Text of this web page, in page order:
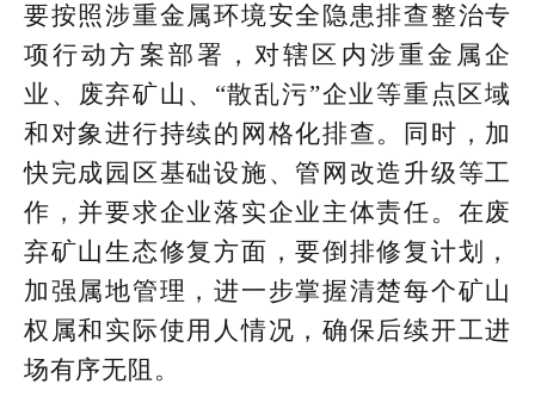
要按照涉重金属环境安全隐患排查整治专
项行动方案部署，对辖区内涉重金属企
业、废弃矿山、“散乱污”企业等重点区域
和对象进行持续的网格化排查。同时，加
快完成园区基础设施、管网改造升级等工
作，并要求企业落实企业主体责任。在废
弃矿山生态修复方面，要倒排修复计划，
加强属地管理，进一步掌握清楚每个矿山
权属和实际使用人情况，确保后续开工进
场有序无阻。